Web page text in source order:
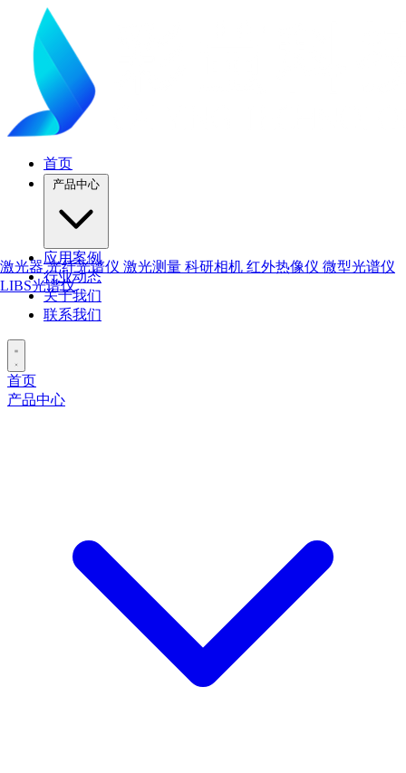
首页
产品中心
激光器光纤光谱仪 激光测量 科研相机 红外热像仪 微型光谱仪
LIBS光谱仪
应用案例
行业动态
关于我们
联系我们
首页
产品中心